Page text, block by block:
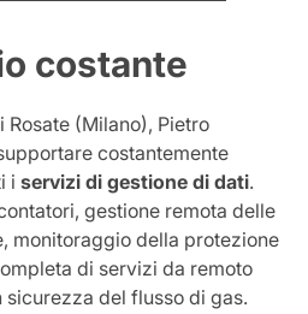
costante
Rosate (Milano), Pietro
costantemente
i servizi di gestione di dati.
gestione remota delle
monitoraggio della protezione
di servizi da remoto
del flusso di gas.